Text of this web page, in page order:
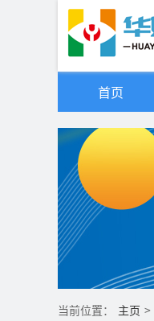
首页
当前位置： 主页 >